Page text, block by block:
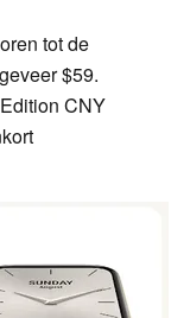
tot de
$59.
CNY